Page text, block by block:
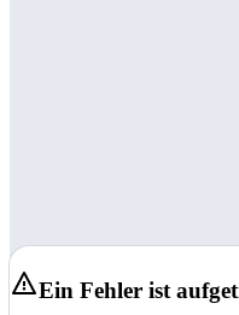
Ein Fehler ist